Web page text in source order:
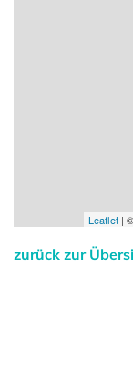
Leaflet | ©
zurück zur